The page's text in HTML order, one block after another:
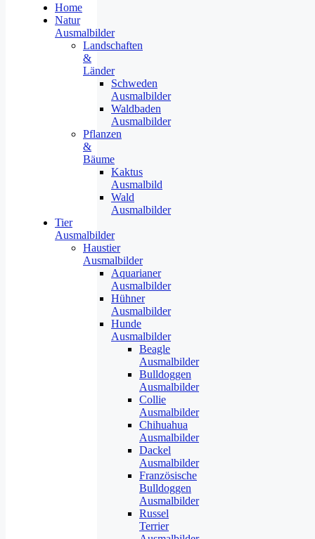
Home
Natur
Ausmalbilder
Landschaften
&
Länder
Schweden
Ausmalbilder
Waldbaden
Ausmalbilder
Pflanzen
&
Bäume
Kaktus
Ausmalbild
Wald
Ausmalbilder
Tier
Ausmalbilder
Haustier
Ausmalbilder
Aquarianer
Ausmalbilder
Hühner
Ausmalbilder
Hunde
Ausmalbilder
Beagle
Ausmalbilder
Bulldoggen
Ausmalbilder
Collie
Ausmalbilder
Chihuahua
Ausmalbilder
Dackel
Ausmalbilder
Französische
Bulldoggen
Ausmalbilder
Russel
Terrier